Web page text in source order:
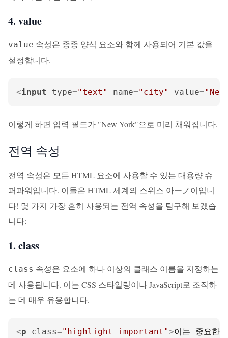
4. value
value 속성은 종종 양식 요소와 함께 사용되어 기본 값을
설정합니다.
<input type="text" name="city" value=
이렇게 하면 입력 필드가 "New York"으로 미리 채워집니다.
전역 속성
전역 속성은 모든 HTML 요소에 사용할 수 있는 대용량 슈
퍼파워입니다. 이들은 HTML 세계의 스위스 아ーノ이입니
다! 몇 가지 가장 흔히 사용되는 전역 속성을 탐구해 보겠습
니다:
1. class
class 속성은 요소에 하나 이상의 클래스 이름을 지정하는
데 사용됩니다. 이는 CSS 스타일링이나 JavaScript로 조작하
는 데 매우 유용합니다.
<p class="highlight important">이는 중요한